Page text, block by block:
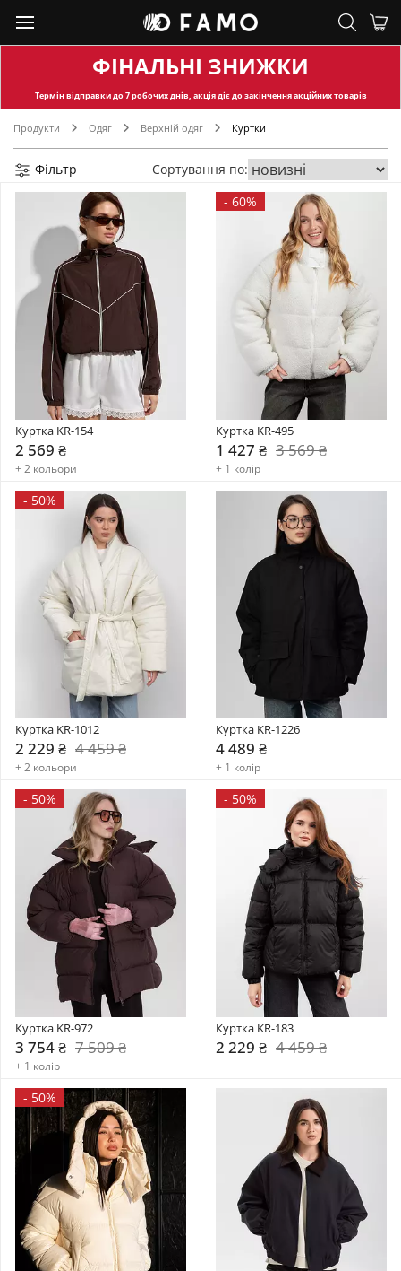
ФІНАЛЬНІ ЗНИЖКИ
Термін відправкидо 7 робочих днів, акція діє до закінчення акційних товарів
Продукти Одяг Верхній одяг Куртки
Фільтр Сортування по:
Куртка KR-154
2 569 ₴
+ 2 кольори
- 60%
Куртка KR-495
1 427 ₴ 3 569 ₴
+ 1 колір
- 50%
Куртка KR-1012
2 229 ₴ 4 459 ₴
+ 2 кольори
Куртка KR-1226
4 489 ₴
+ 1 колір
- 50%
Куртка KR-972
3 754 ₴ 7 509 ₴
+ 1 колір
- 50%
Куртка KR-183
2 229 ₴ 4 459 ₴
- 50%